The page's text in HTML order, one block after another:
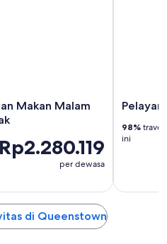
Makan Malam
Rp2.280.119
per dewasa
98%
ini
di Queenstown